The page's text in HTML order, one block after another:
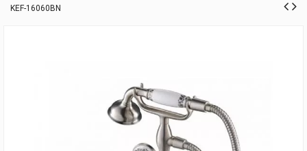
KEF-16060BN